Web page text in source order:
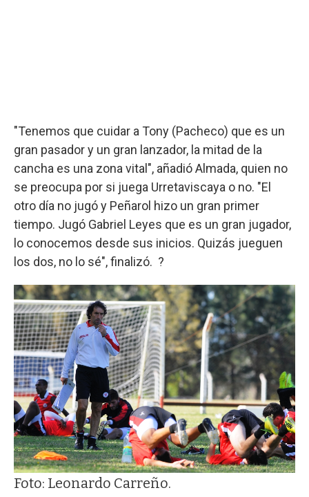
"Tenemos que cuidar a Tony (Pacheco) que es un
gran pasador y un gran lanzador, la mitad de la
cancha es una zona vital", añadió Almada, quien no
se preocupa por si juega Urretaviscaya o no. "El
otro día no jugó y Peñarol hizo un gran primer
tiempo. Jugó Gabriel Leyes que es un gran jugador,
lo conocemos desde sus inicios. Quizás jueguen
los dos, no lo sé", finalizó. ?
Foto: Leonardo Carreño.